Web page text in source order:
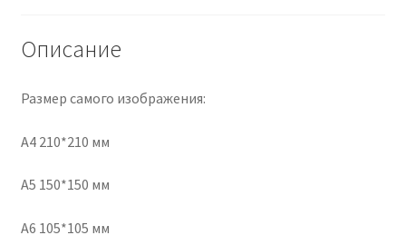
Описание
Размер самого изображения:
А4 210*210 мм
А5 150*150 мм
А6 105*105 мм